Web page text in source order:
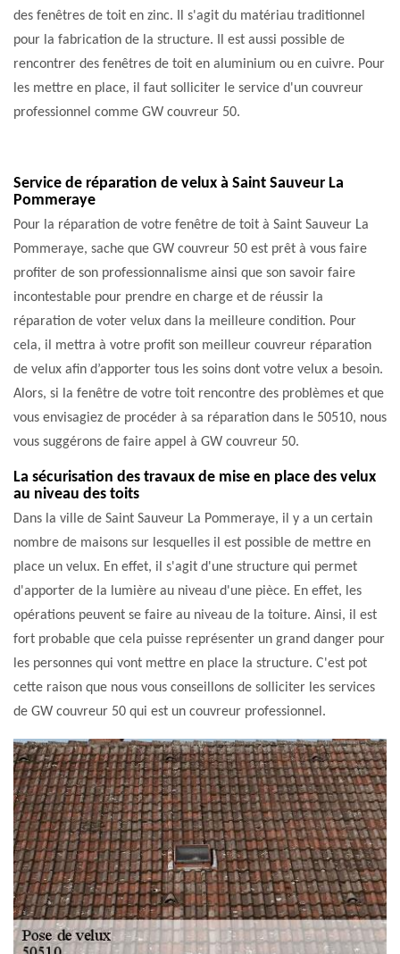
des fenêtres de toit en zinc. Il s'agit du matériau traditionnel
pour la fabrication de la structure. Il est aussi possible de
rencontrer des fenêtres de toit en aluminium ou en cuivre. Pour
les mettre en place, il faut solliciter le service d'un couvreur
professionnel comme GW couvreur 50.
Service de réparation de velux à Saint Sauveur La
Pommeraye
Pour la réparation de votre fenêtre de toit à Saint Sauveur La
Pommeraye, sache que GW couvreur 50 est prêt à vous faire
profiter de son professionnalisme ainsi que son savoir faire
incontestable pour prendre en charge et de réussir la
réparation de voter velux dans la meilleure condition. Pour
cela, il mettra à votre profit son meilleur couvreur réparation
de velux afin d’apporter tous les soins dont votre velux a besoin.
Alors, si la fenêtre de votre toit rencontre des problèmes et que
vous envisagiez de procéder à sa réparation dans le 50510, nous
vous suggérons de faire appel à GW couvreur 50.
La sécurisation des travaux de mise en place des velux
au niveau des toits
Dans la ville de Saint Sauveur La Pommeraye, il y a un certain
nombre de maisons sur lesquelles il est possible de mettre en
place un velux. En effet, il s'agit d'une structure qui permet
d'apporter de la lumière au niveau d'une pièce. En effet, les
opérations peuvent se faire au niveau de la toiture. Ainsi, il est
fort probable que cela puisse représenter un grand danger pour
les personnes qui vont mettre en place la structure. C'est pot
cette raison que nous vous conseillons de solliciter les services
de GW couvreur 50 qui est un couvreur professionnel.